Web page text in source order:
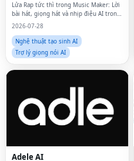
Lửa Rap tức thì trong Music Maker: Lời
bài hát, giọng hát và nhịp điệu AI trong
vài giây
2026-07-28
Nghệ thuật tạo sinh AI
Trợ lý giọng nói AI
Adele AI